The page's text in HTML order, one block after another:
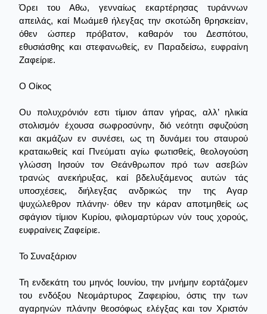
Όρει του Αθω, γενναίως εκαρτέρησας τυράννων
απειλάς, καί Μωάμεθ ήλεγξας την σκοτώδη θρησκείαν,
όθεν ώσπερ πρόβατον, καθαρόν του Δεσπότου,
εθυσιάσθης και στεφανωθείς, εν Παραδείσω, ευφραίνη
Ζαφείριε.
Ο Οίκος
Ου πολυχρόνιόν εστι τίμιον άπαν γήρας, αλλ’ ηλικία
στολισμόν έχουσα σωφροσύνην, διό νεότητι σφυζούση
και ακμάζων εν συνέσει, ως τη δυνάμει του σταυρού
κραταιωθείς καί Πνεύματι αγίω φωτισθείς, θεολογούση
γλώσση Ιησούν τον Θεάνθρωπον πρό των ασεβών
τρανώς ανεκήρυξας, καί βδελυξάμενος αυτών τάς
υποσχέσεις, διήλεγξας ανδρικώς την της Αγαρ
ψυχώλεθρον πλάνην· όθεν την κάραν αποτμηθείς ως
σφάγιον τίμιον Κυρίου, φιλομαρτύρων νύν τους χορούς,
ευφραίνεις Ζαφείριε.
Το Συναξάριον
Τη ενδεκάτη του μηνός Ιουνίου, την μνήμην εορτάζομεν
του ενδόξου Νεομάρτυρος Ζαφειρίου, όστις την των
αγαρηνών πλάνην θεοσόφως ελέγξας και τον Χριστόν